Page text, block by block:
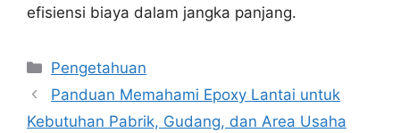
efisiensi biaya dalam jangka panjang.
Kategori
Pengetahuan
Panduan Memahami Epoxy Lantai untuk
Kebutuhan Pabrik, Gudang, dan Area Usaha